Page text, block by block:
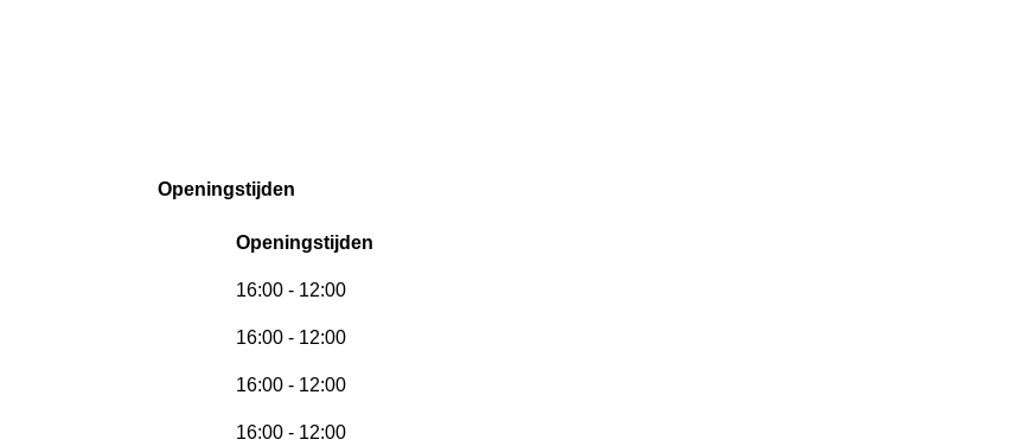
Openingstijden
Openingstijden
16:00 - 12:00
16:00 - 12:00
16:00 - 12:00
16:00 - 12:00